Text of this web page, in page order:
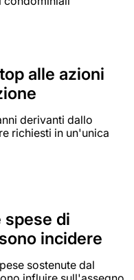
alle azioni
derivanti dallo
richiesti in un'unica
di
incidere
sostenute dal